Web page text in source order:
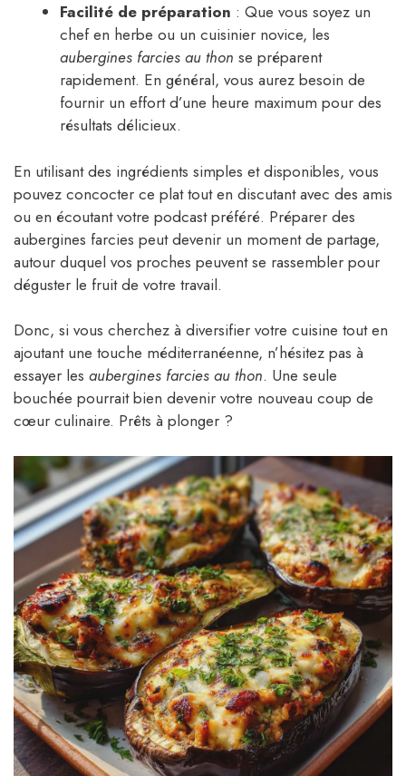
Facilité de préparation : Que vous soyez un
chef en herbe ou un cuisinier novice, les
aubergines farcies au thon se préparent
rapidement. En général, vous aurez besoin de
fournir un effort d’une heure maximum pour des
résultats délicieux.
En utilisant des ingrédients simples et disponibles, vous
pouvez concocter ce plat tout en discutant avec des amis
ou en écoutant votre podcast préféré. Préparer des
aubergines farcies peut devenir un moment de partage,
autour duquel vos proches peuvent se rassembler pour
déguster le fruit de votre travail.
Donc, si vous cherchez à diversifier votre cuisine tout en
ajoutant une touche méditerranéenne, n’hésitez pas à
essayer les aubergines farcies au thon. Une seule
bouchée pourrait bien devenir votre nouveau coup de
cœur culinaire. Prêts à plonger ?